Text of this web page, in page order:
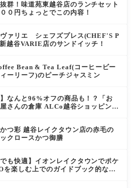
群！味道苑東越谷店のランチセット
０円ちょっとでこの内容！
ァリエ シェフズプレス(CHEF'S P
越谷VARIE店のサンドイッチ！
Bean & Tea Leaf(コーヒービー
ーリーフ)のピーチジャスミン
】なんと96%オフの商品も！？「お
さんの倉庫 ALCo越谷ショッピング
つ彩 越谷レイクタウン店の赤毛の
クロースかつ御膳
でも快適】イオンレイクタウンでポケ
を楽しむ上でのガイドブック的な記